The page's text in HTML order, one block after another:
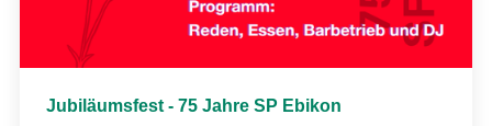
Jubiläumsfest - 75 Jahre SP Ebikon